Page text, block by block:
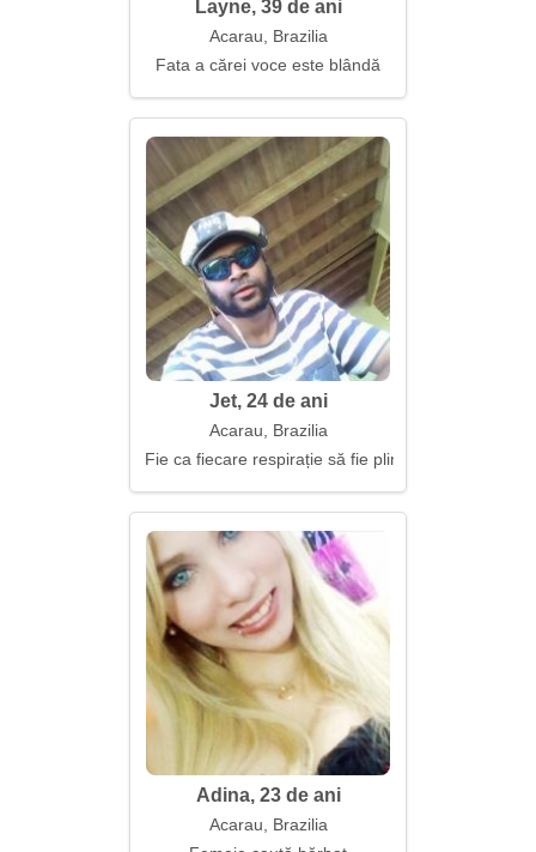
Layne, 39 de ani
Acarau, Brazilia
Fata a cărei voce este blândă
Jet, 24 de ani
Acarau, Brazilia
Fie ca fiecare respirație să fie plină de semnificație
Adina, 23 de ani
Acarau, Brazilia